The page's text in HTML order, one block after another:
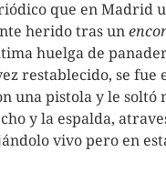
que en Madrid
herido tras un
huelga de
restablecido, se fue
una pistola y le soltó
y la espalda,
vivo pero en